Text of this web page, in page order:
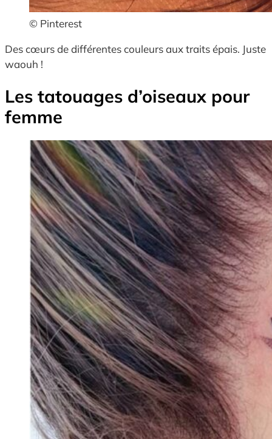
© Pinterest
Des cœurs de différentes couleurs aux traits épais. Juste
waouh !
Les tatouages d’oiseaux pour
femme